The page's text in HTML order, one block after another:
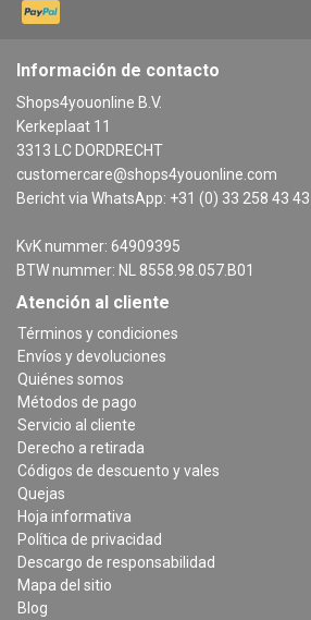
Información de contacto
Shops4youonline B.V.
Kerkeplaat 11
3313 LC DORDRECHT
customercare@shops4youonline.com
Bericht via WhatsApp: +31 (0) 33 258 43 43
KvK nummer: 64909395
BTW nummer: NL 8558.98.057.B01
Atención al cliente
Términos y condiciones
Envíos y devoluciones
Quiénes somos
Métodos de pago
Servicio al cliente
Derecho a retirada
Códigos de descuento y vales
Quejas
Hoja informativa
Política de privacidad
Descargo de responsabilidad
Mapa del sitio
Blog